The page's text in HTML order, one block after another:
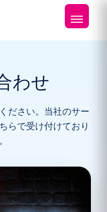
わせ
ださい。当社のサー
らで受け付けており